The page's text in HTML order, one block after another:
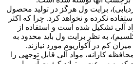
برایت ول هرگز در تولید محصول
نکرده و نخواهد کرد. چرا که اکثر
آلی تشکیل شده است و استفاده از
به نظر برایت ول باید محدود به
کم در آکواریوم مورد نیازند.
کارانه، مواد آلی قابل توجهی را